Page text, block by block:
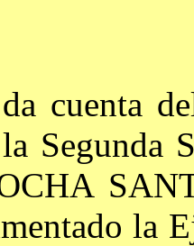
cuenta
Segunda
la